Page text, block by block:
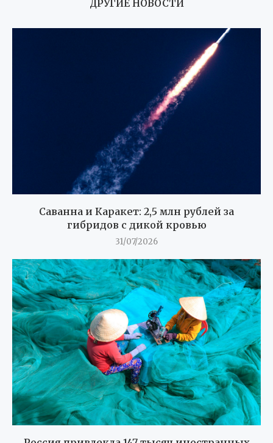
ДРУГИЕ НОВОСТИ
Саванна и Каракет: 2,5 млн рублей за
гибридов с дикой кровью
31/07/2026